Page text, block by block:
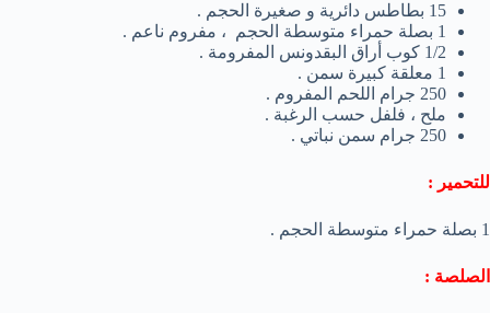
15 بطاطس دائرية و صغيرة الحجم .
1 بصلة حمراء متوسطة الحجم ، مفروم ناعم .
1/2 كوب أراق البقدونس المفرومة .
1 معلقة كبيرة سمن .
250 جرام اللحم المفروم .
ملح ، فلفل حسب الرغبة .
250 جرام سمن نباتي .
للتحمير :
1 بصلة حمراء متوسطة الحجم .
الصلصة :